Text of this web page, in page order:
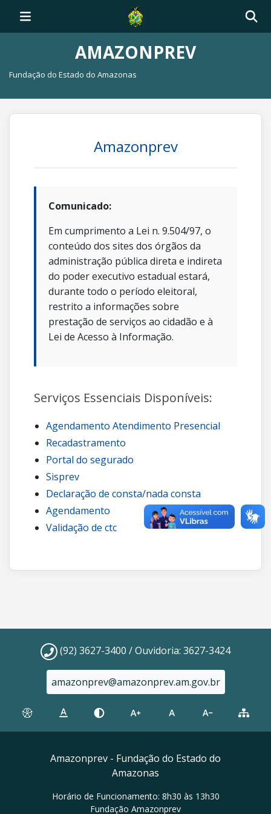
AMAZONPREV
Fundação do Estado do Amazonas
Amazonprev
Comunicado:
Em cumprimento a Lei n. 9.504/97, o
conteúdo dos sites dos órgãos da
administração pública direta e indireta
do poder executivo estadual estará,
durante todo o período eleitoral,
restrito a informações sobre
prestação de serviços ao cidadão e à
Lei de Acesso à Informação.
Serviços Essenciais Disponíveis:
Agendamento Atendimento Presencial
Recadastramento
Portal do segurado
Sisprev
Declaração de consta/nada consta
Agendamento
Validação de ctc
(92) 3627-3400 / Ouvidoria: 3627-3424
amazonprev@amazonprev.am.gov.br
Amazonprev - Fundação do Estado do
Amazonas
Horário de Funcionamento: 8h30 às 13h30
Fundação Amazonprev